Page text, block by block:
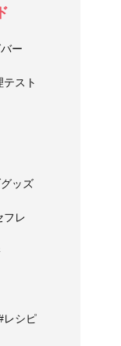
ー
テスト
ッズ
フレ
レシピ